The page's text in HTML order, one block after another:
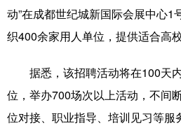
文化产业
地方频道
北京 天津
动”在成都世纪城新国际会展中心1
织400余家用人单位，提供适合高
据悉，该招聘活动将在100天
位，举办700场次以上活动，不间
位对接、职业指导、培训见习等服